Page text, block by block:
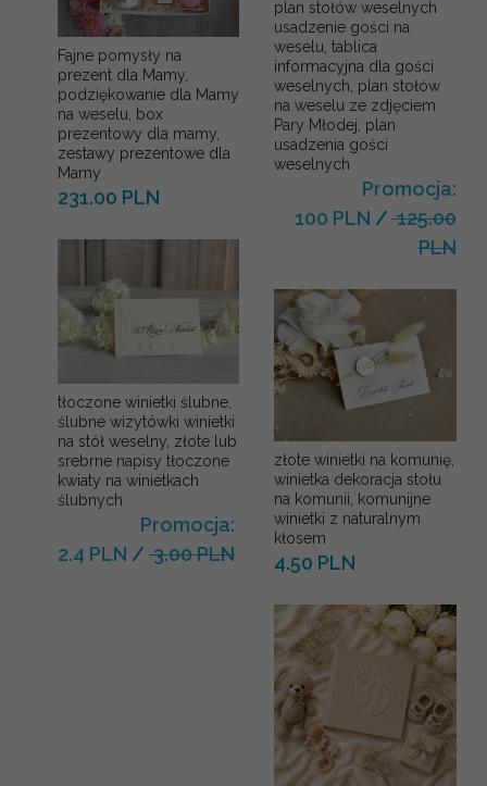
Fajne pomysły na
prezent dla Mamy,
podziękowanie dla Mamy
na weselu, box
prezentowy dla mamy,
zestawy prezentowe dla
Mamy
231.00 PLN
tłoczone winietki ślubne,
ślubne wizytówki winietki
na stół weselny, złote lub
srebrne napisy tłoczone
kwiaty na winietkach
ślubnych
Promocja:
2.4 PLN / 3.00 PLN
plan stołów weselnych
usadzenie gości na
weselu, tablica
informacyjna dla gości
weselnych, plan stołów
na weselu ze zdjęciem
Pary Młodej, plan
usadzenia gości
weselnych
Promocja:
100 PLN /125.00
PLN
złote winietki na komunię,
winietka dekoracja stołu
na komunii, komunijne
winietki z naturalnym
kłosem
4.50 PLN